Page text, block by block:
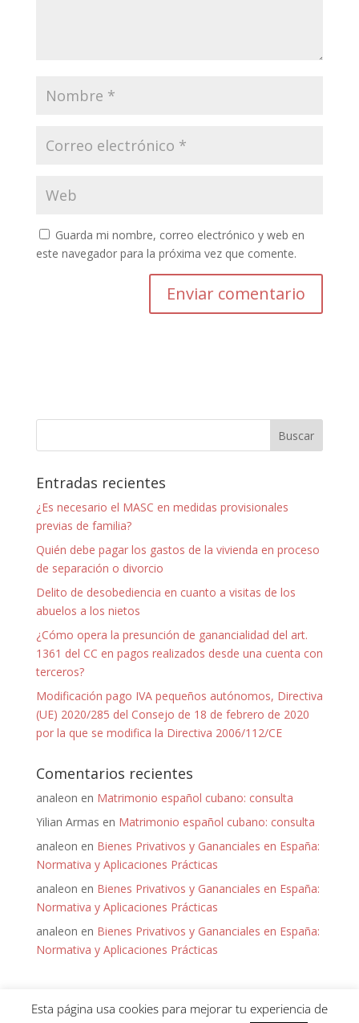
Guarda mi nombre, correo electrónico y web en
este navegador para la próxima vez que comente.
Entradas recientes
¿Es necesario el MASC en medidas provisionales
previas de familia?
Quién debe pagar los gastos de la vivienda en proceso
de separación o divorcio
Delito de desobediencia en cuanto a visitas de los
abuelos a los nietos
¿Cómo opera la presunción de ganancialidad del art.
1361 del CC en pagos realizados desde una cuenta con
terceros?
Modificación pago IVA pequeños autónomos, Directiva
(UE) 2020/285 del Consejo de 18 de febrero de 2020
por la que se modifica la Directiva 2006/112/CE
Comentarios recientes
analeon en Matrimonio español cubano: consulta
Yilian Armas en Matrimonio español cubano: consulta
analeon en Bienes Privativos y Gananciales en España:
Normativa y Aplicaciones Prácticas
analeon en Bienes Privativos y Gananciales en España:
Normativa y Aplicaciones Prácticas
analeon en Bienes Privativos y Gananciales en España:
Normativa y Aplicaciones Prácticas
Esta página usa cookies para mejorar tu experiencia de